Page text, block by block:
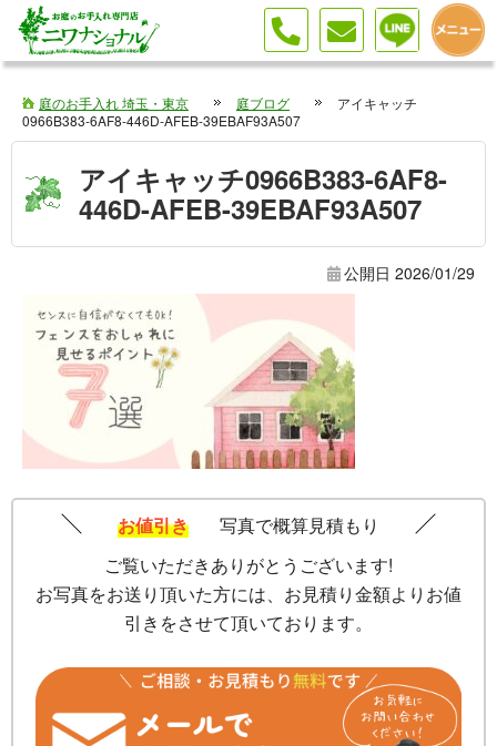
庭のお手入れ 埼玉・東京 庭ブログ
アイキャッチ
0966B383-6AF8-446D-AFEB-39EBAF93A507
アイキャッチ0966B383-6AF8-
446D-AFEB-39EBAF93A507
公開日 2026/01/29
お値引き
写真で概算見積もり
ご覧いただきありがとうございます!
お写真をお送り頂いた方には、お見積り金額よりお値
引きをさせて頂いております。